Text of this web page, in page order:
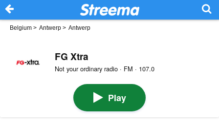
Belgium > Antwerp > Antwerp
FG Xtra
Not your ordinary radio · FM · 107.0
Play